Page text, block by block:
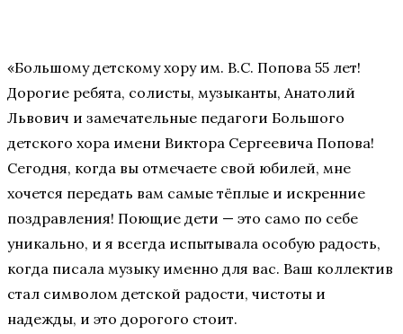
«Большому детскому хору им. В.С. Попова 55 лет!
Дорогие ребята, солисты, музыканты, Анатолий
Львович и замечательные педагоги Большого
детского хора имени Виктора Сергеевича Попова!
Сегодня, когда вы отмечаете свой юбилей, мне
хочется передать вам самые тёплые и искренние
поздравления! Поющие дети — это само по себе
уникально, и я всегда испытывала особую радость,
когда писала музыку именно для вас. Ваш коллектив
стал символом детской радости, чистоты и
надежды, и это дорогого стоит.